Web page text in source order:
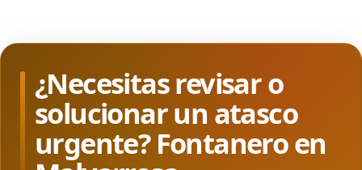
¿Necesitas revisar o
solucionar un atasco
urgente? Fontanero en